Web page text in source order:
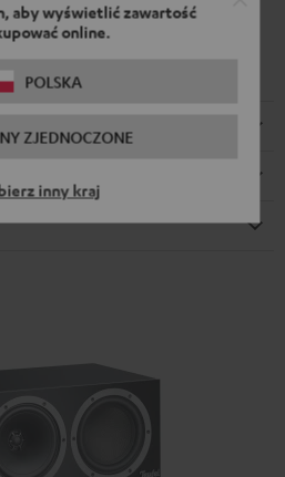
aby wyświetlić zawartość
online.
POLSKA
ZJEDNOCZONE
inny kraj
klasy